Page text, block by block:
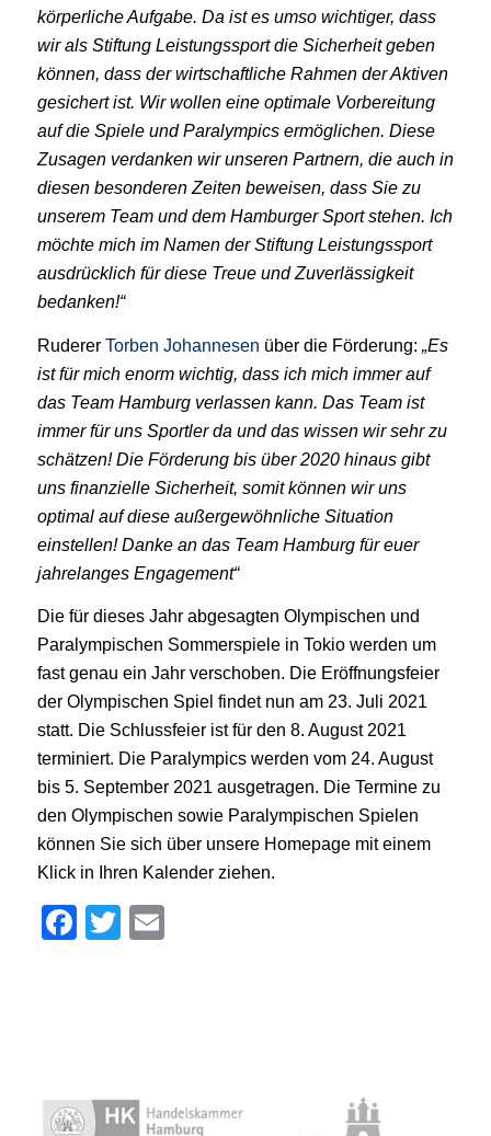
körperliche Aufgabe. Da ist es umso wichtiger, dass
wir als Stiftung Leistungssport die Sicherheit geben
können, dass der wirtschaftliche Rahmen der Aktiven
gesichert ist. Wir wollen eine optimale Vorbereitung
auf die Spiele und Paralympics ermöglichen. Diese
Zusagen verdanken wir unseren Partnern, die auch in
diesen besonderen Zeiten beweisen, dass Sie zu
unserem Team und dem Hamburger Sport stehen. Ich
möchte mich im Namen der Stiftung Leistungssport
ausdrücklich für diese Treue und Zuverlässigkeit
bedanken!“
Ruderer Torben Johannesen über die Förderung: „Es
ist für mich enorm wichtig, dass ich mich immer auf
das Team Hamburg verlassen kann. Das Team ist
immer für uns Sportler da und das wissen wir sehr zu
schätzen! Die Förderung bis über 2020 hinaus gibt
uns finanzielle Sicherheit, somit können wir uns
optimal auf diese außergewöhnliche Situation
einstellen! Danke an das Team Hamburg für euer
jahrelanges Engagement“
Die für dieses Jahr abgesagten Olympischen und
Paralympischen Sommerspiele in Tokio werden um
fast genau ein Jahr verschoben. Die Eröffnungsfeier
der Olympischen Spiel findet nun am 23. Juli 2021
statt. Die Schlussfeier ist für den 8. August 2021
terminiert. Die Paralympics werden vom 24. August
bis 5. September 2021 ausgetragen. Die Termine zu
den Olympischen sowie Paralympischen Spielen
können Sie sich über unsere Homepage mit einem
Klick in Ihren Kalender ziehen.
Facebook
Twitter